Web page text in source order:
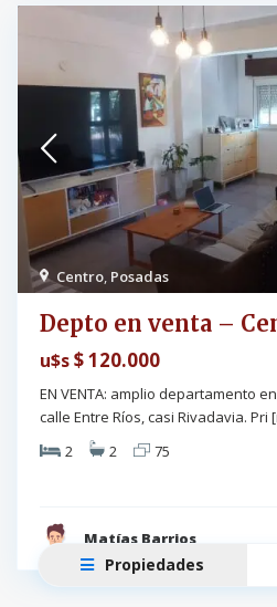
Centro, Posadas
Depto en venta –
u$s$ 120.000
EN VENTA: amplio departamento
calle Entre Ríos, casi Rivadavia. Pri
2
2 75
Matías Barrios
Propiedades